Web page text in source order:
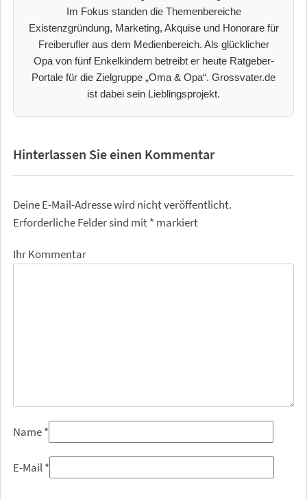
Im Fokus standen die Themenbereiche
Existenzgründung, Marketing, Akquise und Honorare für
Freiberufler aus dem Medienbereich. Als glücklicher
Opa von fünf Enkelkindern betreibt er heute Ratgeber-
Portale für die Zielgruppe „Oma & Opa“. Grossvater.de
ist dabei sein Lieblingsprojekt.
Hinterlassen Sie einen Kommentar
Deine E-Mail-Adresse wird nicht veröffentlicht.
Erforderliche Felder sind mit* markiert
Ihr Kommentar
Name*
E-Mail*